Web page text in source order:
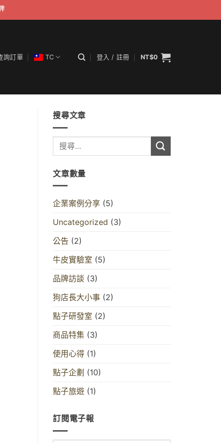
詢訂單 TC 登入 / 註冊 NT$0
搜尋文章
文章數量
企業案例分享 (5)
Uncategorized (3)
公告 (2)
牛皮實驗室 (5)
品牌訪談 (3)
狗店長大小事 (2)
點子研發室 (2)
商品特集 (3)
使用心得 (1)
點子企劃 (10)
點子旅遊 (1)
訂閱電子報